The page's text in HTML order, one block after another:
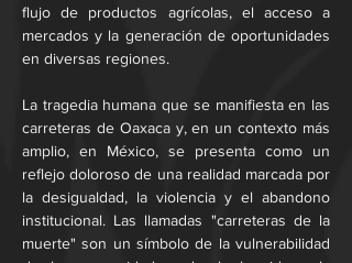
flujo de productos agrícolas, el acceso a
mercados y la generación de oportunidades
en diversas regiones.
La tragedia humana que se manifiesta en las
carreteras de Oaxaca y, en un contexto más
amplio, en México, se presenta como un
reflejo doloroso de una realidad marcada por
la desigualdad, la violencia y el abandono
institucional. Las llamadas "carreteras de la
muerte" son un símbolo de la vulnerabilidad